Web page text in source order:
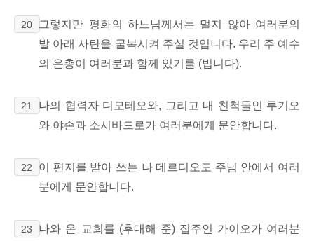
20
그렇지만 평화의 하느님께서는 멀지 않아 여러분의
발 아래 사탄을 굴복시켜 주실 것입니다. 우리 주 예수
의 은총이 여러분과 함께 있기를 (빕니다).
21
나의 협력자 디모테오와, 그리고 내 친척들인 루기오
와 야손과 소시바드로가 여러분에게 문안합니다.
22
이 편지를 받아 쓰는 나 데르디오도 주님 안에서 여러
분에게 문안합니다.
23
나와 온 교회를 (후대해 준) 집주인 가이오가 여러분